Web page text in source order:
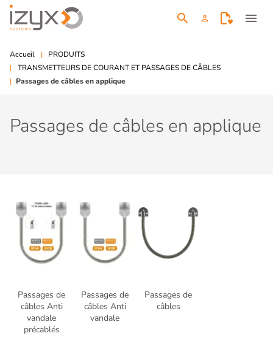
search person menu
Accueil
PRODUITS
TRANSMETTEURS DE COURANT ET PASSAGES DE CÂBLES
Passages de câbles en applique
Passages de câbles en applique
Passages de
câbles Anti
vandale
précablés
Passages de
câbles Anti
vandale
Passages de
câbles